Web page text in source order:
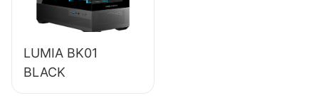
LUMIA BK01
BLACK